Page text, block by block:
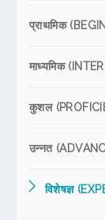
प्राथमिक
माध्यमिक
कुशल
उन्नत
विशेषज्ञ